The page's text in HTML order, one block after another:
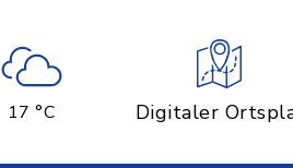
17 °C Digitaler